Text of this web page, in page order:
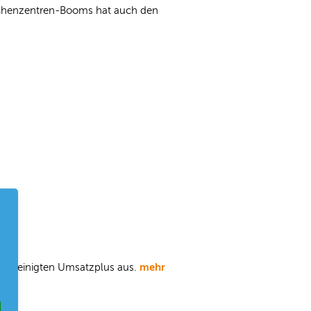
Booms hat auch den
Umsatzplus aus. mehr